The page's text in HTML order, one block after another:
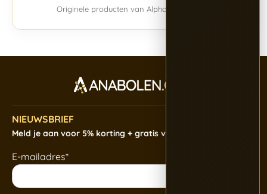
Originele producten van Alpha BioPharma.
NIEUWSBRIEF
Meld je aan voor 5% korting + gratis verzending
E-mailadres*